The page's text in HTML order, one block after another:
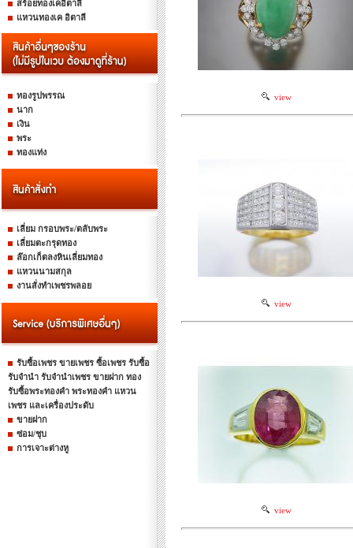
สร้อยทองเคอิตาลี
แหวนทองเค อิตาลี
ทองรูปพรรณ
นาก
เงิน
พระ
ทองแท่ง
เลี่ยม กรอบพระ/ตลับพระ
เลี่ยมตะกรุดทอง
ล๊อกเก็ตลงหินเลี่ยมทอง
แหวนนามสกุล
งานสั่งทำเพชรพลอย
รับซื้อเพชร ขายเพชร ซื้อเพชร รับซื้อ
รับจำนำ รับจำนำเพชร ขายฝาก ทอง
รับซื้อพระทองคำ พระทองคำ แหวน
เพชร และเครื่องประดับ
ขายฝาก
ซ่อม/ชุบ
การเจาะต่างหู
view
view
view